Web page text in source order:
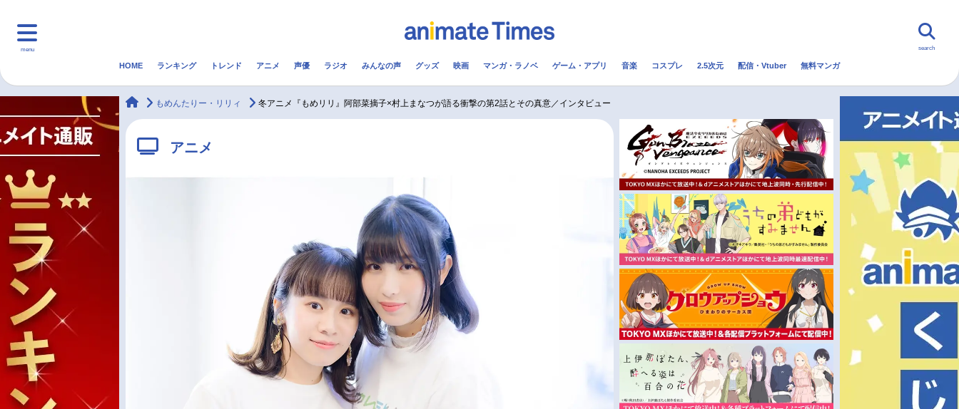
menu
マンガ・ラノベ ゲーム・アプリ 配信・Vtuber トレンド 無料マンガ
アニメ映画一覧
実写化映画一覧
男性声優/女性声優一覧
今期アニメ曜日別一覧 秋アニメ
冬アニメ
FOLLOW US
search
HOME ランキング トレンド アニメ 声優 ラジオ みんなの声 グッズ 映画 マンガ・ラノベ ゲーム・アプリ 音楽 コスプレ 2.5次元 配信・Vtuber 無料マンガ
animateTimes
もめんたりー・リリィ 冬アニメ『もめリリ』阿部菜摘子×村上まなつが語る衝撃の第2話とその真意／インタビュー
アニメ